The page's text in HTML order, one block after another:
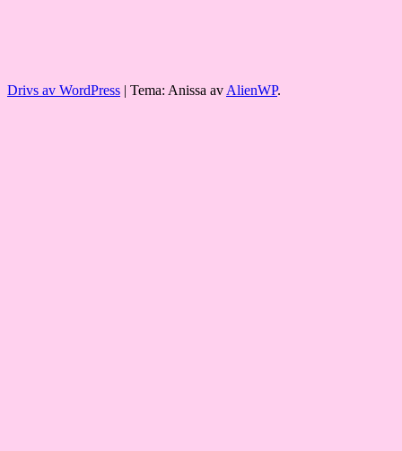
Drivs av WordPress Tema: Anissa avAlienWP.